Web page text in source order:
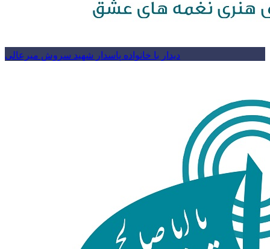
دیدار با خانواده پاسدار شهید سروش میرعالی